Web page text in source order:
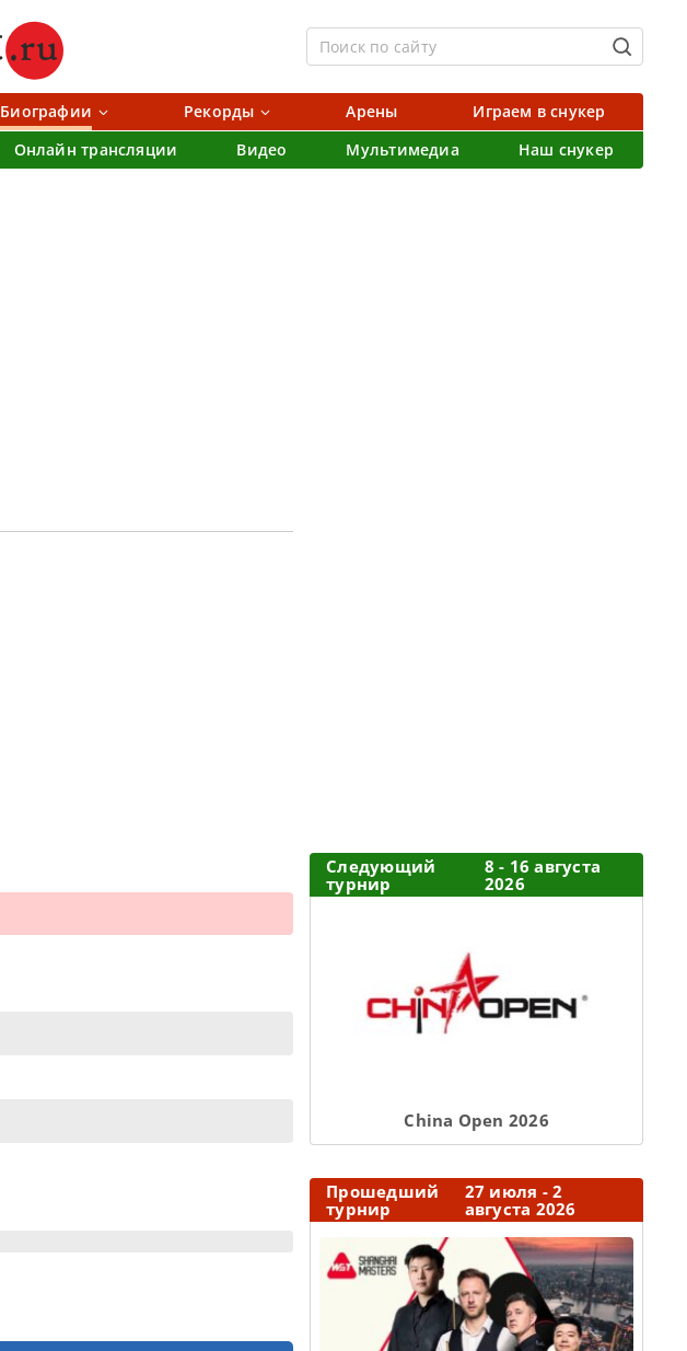
Биографии Рекорды Арены
Играем в снукер
Онлайн трансляции Видео Мультимедиа Наш снукер
Следующий
турнир
8 - 16 августа
2026
Сhina Open 2026
Прошедший
турнир
27 июля - 2
августа 2026